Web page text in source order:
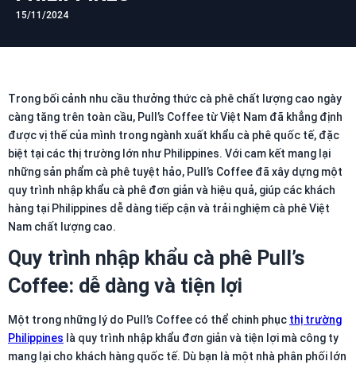
15/11/2024
Trong bối cảnh nhu cầu thưởng thức cà phê chất lượng cao ngày
càng tăng trên toàn cầu, Pull’s Coffee từ Việt Nam đã khẳng định
được vị thế của mình trong ngành xuất khẩu cà phê quốc tế, đặc
biệt tại các thị trường lớn như Philippines. Với cam kết mang lại
những sản phẩm cà phê tuyệt hảo, Pull’s Coffee đã xây dựng một
quy trình nhập khẩu cà phê đơn giản và hiệu quả, giúp các khách
hàng tại Philippines dễ dàng tiếp cận và trải nghiệm cà phê Việt
Nam chất lượng cao.
Quy trình nhập khẩu cà phê Pull’s
Coffee: dễ dàng và tiện lợi
Một trong những lý do Pull’s Coffee có thể chinh phục thị trường
Philippines là quy trình nhập khẩu đơn giản và tiện lợi mà công ty
mang lại cho khách hàng quốc tế. Dù bạn là một nhà phân phối lớn